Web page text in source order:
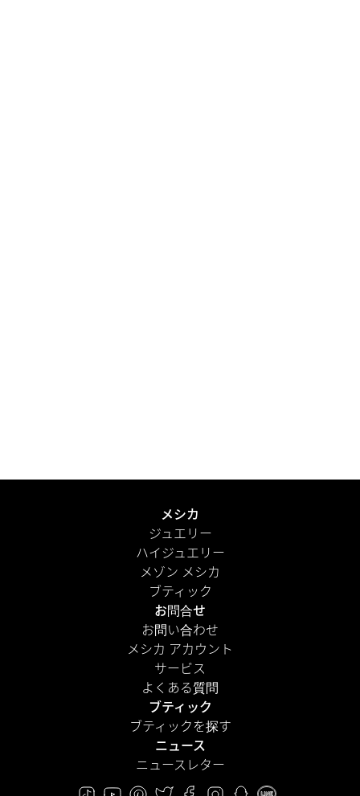
メシカ
ジュエリー
ハイジュエリー
メゾン メシカ
ブティック
お問合せ
お問い合わせ
メシカ アカウント
サービス
よくある質問
ブティック
ブティックを探す
ニュース
ニュースレター